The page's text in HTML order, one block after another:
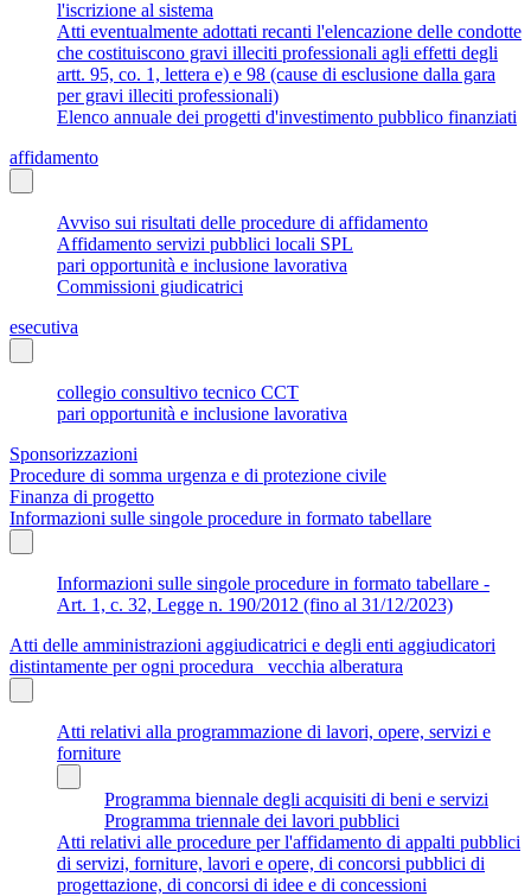
l'iscrizione al sistema
Atti eventualmente adottati recanti l'elencazione delle condotte
che costituiscono gravi illeciti professionali agli effetti degli
artt. 95, co. 1, lettera e) e 98 (cause di esclusione dalla gara
per gravi illeciti professionali)
Elenco annuale dei progetti d'investimento pubblico finanziati
affidamento
Avviso sui risultati delle procedure di affidamento
Affidamento servizi pubblici locali SPL
pari opportunità e inclusione lavorativa
Commissioni giudicatrici
esecutiva
collegio consultivo tecnico CCT
pari opportunità e inclusione lavorativa
Sponsorizzazioni
Procedure di somma urgenza e di protezione civile
Finanza di progetto
Informazioni sulle singole procedure in formato tabellare
Informazioni sulle singole procedure in formato tabellare -
Art. 1, c. 32, Legge n. 190/2012 (fino al 31/12/2023)
Atti delle amministrazioni aggiudicatrici e degli enti aggiudicatori
distintamente per ogni procedura_ vecchia alberatura
Atti relativi alla programmazione di lavori, opere, servizi e
forniture
Programma biennale degli acquisiti di beni e servizi
Programma triennale dei lavori pubblici
Atti relativi alle procedure per l'affidamento di appalti pubblici
di servizi, forniture, lavori e opere, di concorsi pubblici di
progettazione, di concorsi di idee e di concessioni